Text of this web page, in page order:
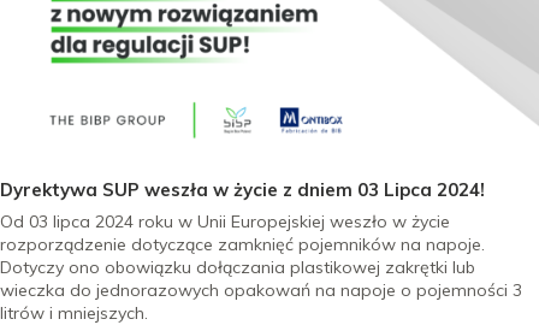
Dyrektywa SUP weszła w życie z dniem 03 Lipca 2024!
Od 03 lipca 2024 roku w Unii Europejskiej weszło w życie
rozporządzenie dotyczące zamknięć pojemników na napoje.
Dotyczy ono obowiązku dołączania plastikowej zakrętki lub
wieczka do jednorazowych opakowań na napoje o pojemności 3
litrów i mniejszych.